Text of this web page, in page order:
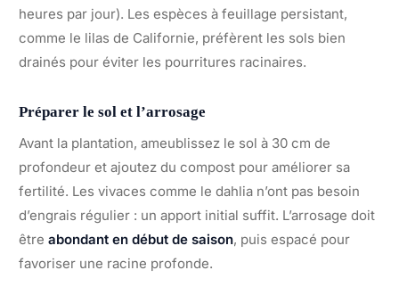
heures par jour). Les espèces à feuillage persistant,
comme le lilas de Californie, préfèrent les sols bien
drainés pour éviter les pourritures racinaires.
Préparer le sol et l’arrosage
Avant la plantation, ameublissez le sol à 30 cm de
profondeur et ajoutez du compost pour améliorer sa
fertilité. Les vivaces comme le dahlia n’ont pas besoin
d’engrais régulier : un apport initial suffit. L’arrosage doit
être abondant en début de saison, puis espacé pour
favoriser une racine profonde.